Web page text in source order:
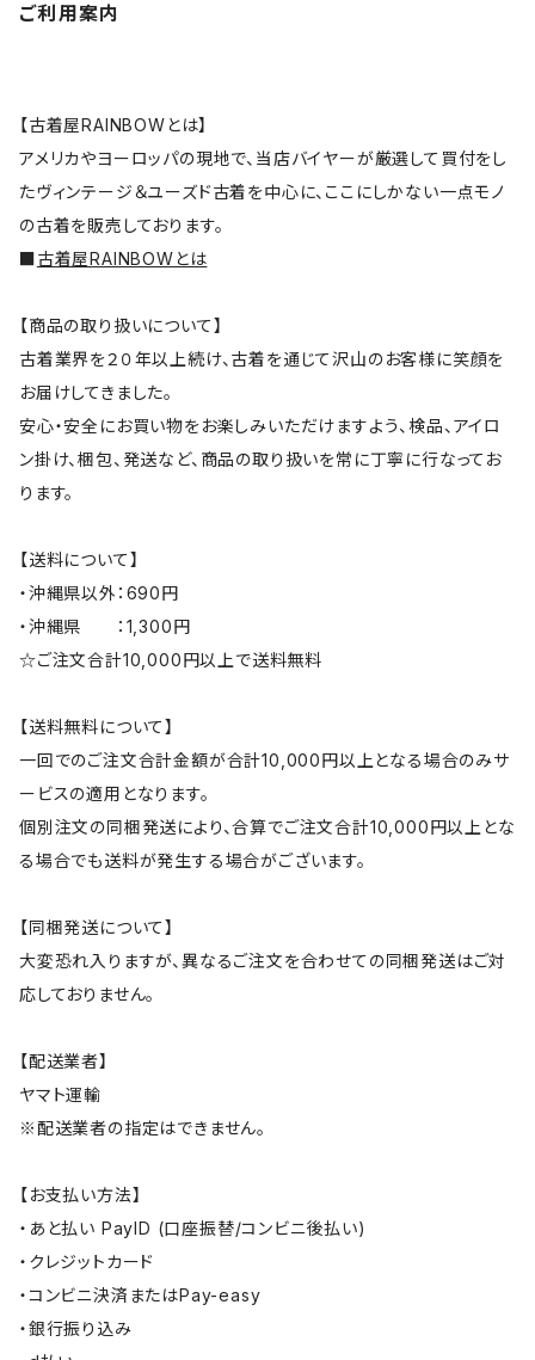
ご利用案内
【古着屋RAINBOWとは】
アメリカやヨーロッパの現地で、当店バイヤーが厳選して買付をし
たヴィンテージ＆ユーズド古着を中心に、ここにしかない一点モノ
の古着を販売しております。
■古着屋RAINBOWとは
【商品の取り扱いについて】
古着業界を２０年以上続け、古着を通じて沢山のお客様に笑顔を
お届けしてきました。
安心・安全にお買い物をお楽しみいただけますよう、検品、アイロ
ン掛け、梱包、発送など、商品の取り扱いを常に丁寧に行なってお
ります。
【送料について】
・沖縄県以外：690円
・沖縄県 ：1,300円
☆ご注文合計10,000円以上で送料無料
【送料無料について】
一回でのご注文合計金額が合計10,000円以上となる場合のみサ
ービスの適用となります。
個別注文の同梱発送により、合算でご注文合計10,000円以上とな
る場合でも送料が発生する場合がございます。
【同梱発送について】
大変恐れ入りますが、異なるご注文を合わせての同梱発送はご対
応しておりません。
【配送業者】
ヤマト運輸
※配送業者の指定はできません。
【お支払い方法】
・あと払い PayID (口座振替/コンビニ後払い)
・クレジットカード
・コンビニ決済またはPay-easy
・銀行振り込み